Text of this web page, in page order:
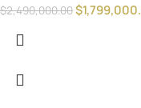
$2,490,000.00$